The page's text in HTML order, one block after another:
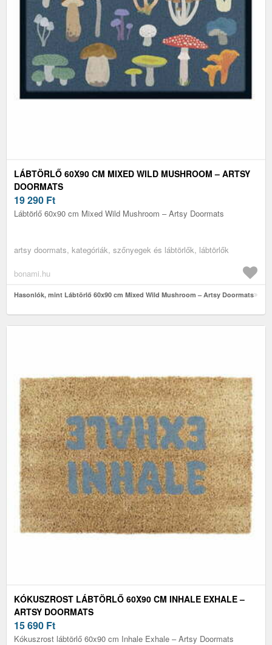
LÁBTÖRLŐ 60X90 CM MIXED WILD MUSHROOM – ARTSY
DOORMATS
19 290 Ft
Lábtörlő 60x90 cm Mixed Wild Mushroom – Artsy Doormats
artsy doormats, kategóriák, szőnyegek és lábtörlők, lábtörlők
bonami.hu
Hasonlók, mint Lábtörlő 60x90 cm Mixed Wild Mushroom – Artsy Doormats
KÓKUSZROST LÁBTÖRLŐ 60X90 CM INHALE EXHALE –
ARTSY DOORMATS
15 690 Ft
Kókuszrost lábtörlő 60x90 cm Inhale Exhale – Artsy Doormats